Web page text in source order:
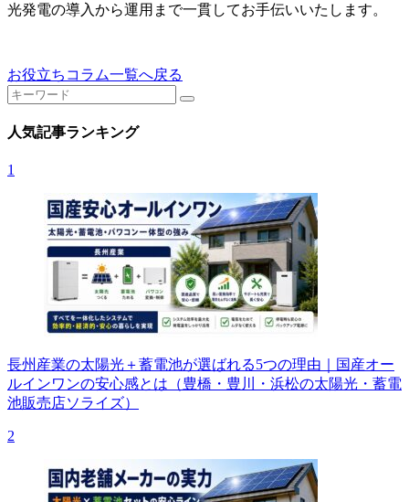
光発電の導入から運用まで一貫してお手伝いいたします。
お役立ちコラム一覧へ戻る
人気記事ランキング
1
長州産業の太陽光＋蓄電池が選ばれる5つの理由｜国産オー
ルインワンの安心感とは（豊橋・豊川・浜松の太陽光・蓄電
池販売店ソライズ）
2